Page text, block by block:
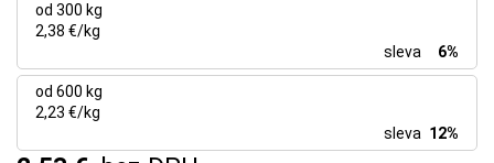
od 300 kg
2,38 €/kg
sleva
6%
od 600 kg
2,23 €/kg
sleva 12%